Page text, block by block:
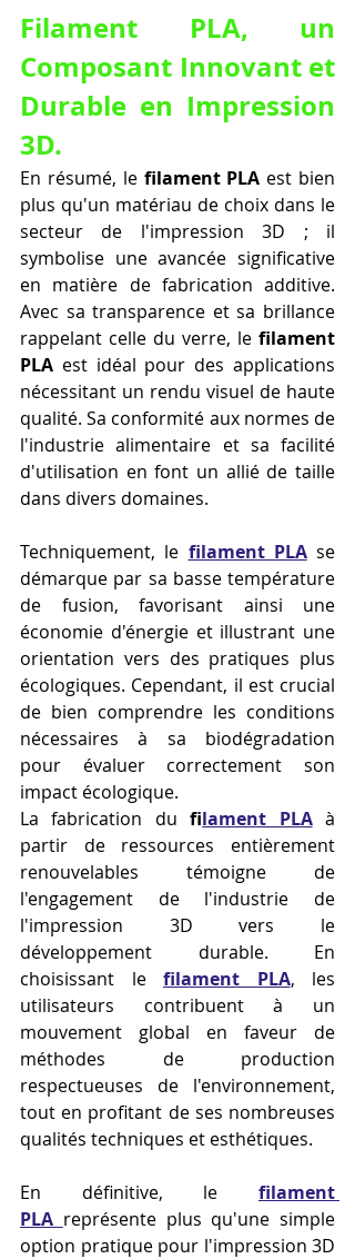
Filament PLA, un
Composant Innovant et
Durable en Impression
3D.
En résumé, le filament PLA est bien
plus qu'un matériau de choix dans le
secteur de l'impression 3D ; il
symbolise une avancée significative
en matière de fabrication additive.
Avec sa transparence et sa brillance
rappelant celle du verre, le filament
PLA est idéal pour des applications
nécessitant un rendu visuel de haute
qualité. Sa conformité aux normes de
l'industrie alimentaire et sa facilité
d'utilisation en font un allié de taille
dans divers domaines.
Techniquement, le filament PLA se
démarque par sa basse température
de fusion, favorisant ainsi une
économie d'énergie et illustrant une
orientation vers des pratiques plus
écologiques. Cependant, il est crucial
de bien comprendre les conditions
nécessaires à sa biodégradation
pour évaluer correctement son
impact écologique.
La fabrication du filament PLA à
partir de ressources entièrement
renouvelables témoigne de
l'engagement de l'industrie de
l'impression 3D vers le
développement durable. En
choisissant le filament PLA, les
utilisateurs contribuent à un
mouvement global en faveur de
méthodes de production
respectueuses de l'environnement,
tout en profitant de ses nombreuses
qualités techniques et esthétiques.
En définitive, le filament
PLA représente plus qu'une simple
option pratique pour l'impression 3D